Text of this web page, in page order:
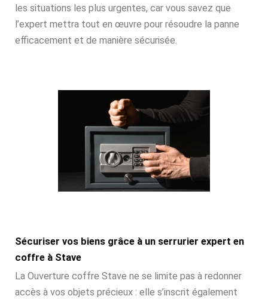
les situations les plus urgentes, car vous savez que
l’expert mettra tout en œuvre pour résoudre la panne
efficacement et de manière sécurisée.
Sécuriser vos biens grâce à un serrurier expert en
coffre à Stave
La Ouverture coffre Stave ne se limite pas à redonner
accès à vos objets précieux : elle s’inscrit également